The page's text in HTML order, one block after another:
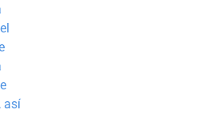
así